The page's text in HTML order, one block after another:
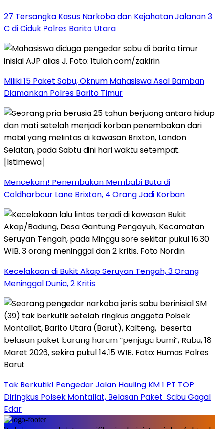
27 Tersangka Kasus Narkoba dan Kejahatan Jalanan 3
C di Ciduk Polres Barito Utara
Miliki 15 Paket Sabu, Oknum Mahasiswa Asal Bamban
Diamankan Polres Barito Timur
Mencekam! Penembakan Membabi Buta di
Coldharbour Lane Brixton, 4 Orang Jadi Korban
Kecelakaan di Bukit Akap Seruyan Tengah, 3 Orang
Meninggal Dunia, 2 Kritis
Tak Berkutik! Pengedar Jalan Hauling KM 1 PT TOP
Diringkus Polsek Montallat, Belasan Paket Sabu Gagal
Edar